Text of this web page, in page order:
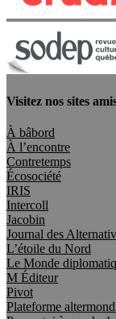
Visitez nos sites
À bâbord
À l’encontre
Contretemps
Écosociété
IRIS
Intercoll
Jacobin
Journal des
L’étoile du Nord
Le Monde
M Éditeur
Pivot
Plateforme